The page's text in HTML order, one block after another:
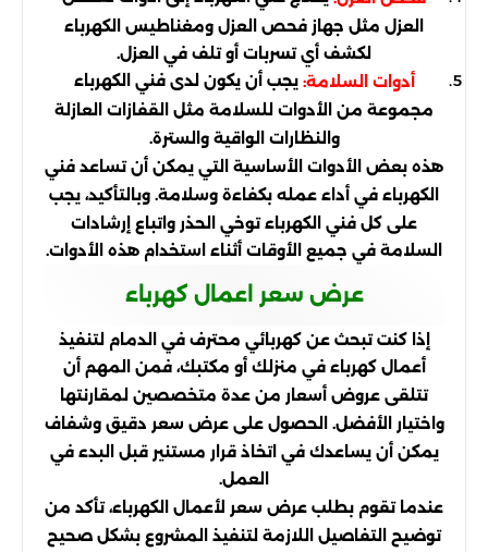
العزل مثل جهاز فحص العزل ومغناطيس الكهرباء
لكشف أي تسربات أو تلف في العزل.
أدوات السلامة: يجب أن يكون لدى فني الكهرباء
مجموعة من الأدوات للسلامة مثل القفازات العازلة
والنظارات الواقية والسترة.
هذه بعض الأدوات الأساسية التي يمكن أن تساعد فني
الكهرباء في أداء عمله بكفاءة وسلامة. وبالتأكيد، يجب
على كل فني الكهرباء توخي الحذر واتباع إرشادات
السلامة في جميع الأوقات أثناء استخدام هذه الأدوات.
عرض سعر اعمال كهرباء
إذا كنت تبحث عن كهربائي محترف في الدمام لتنفيذ
أعمال كهرباء في منزلك أو مكتبك، فمن المهم أن
تتلقى عروض أسعار من عدة متخصصين لمقارنتها
واختيار الأفضل. الحصول على عرض سعر دقيق وشفاف
يمكن أن يساعدك في اتخاذ قرار مستنير قبل البدء في
العمل.
عندما تقوم بطلب عرض سعر لأعمال الكهرباء، تأكد من
توضيح التفاصيل اللازمة لتنفيذ المشروع بشكل صحيح